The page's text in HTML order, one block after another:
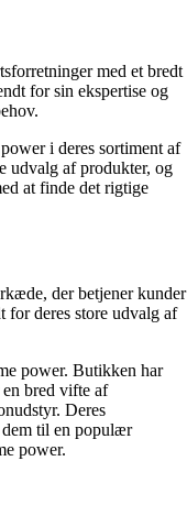
med et bredt
for sin ekspertise og
i deres sortiment af
udvalg af produkter, og
at finde det rigtige
der betjener kunder
for deres store udvalg af
power. Butikken har
bred vifte af
Deres
dem til en populær
power.